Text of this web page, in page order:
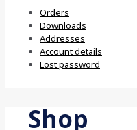
Orders
Downloads
Addresses
Account details
Lost password
Shop